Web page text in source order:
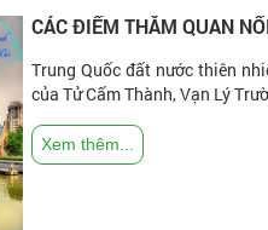
CÁC ĐIỂM THĂM QUAN
Trung Quốc đất nước thiên
của Tử Cấm Thành, Vạn Lý
Xem thêm...